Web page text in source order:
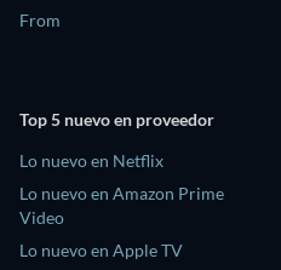
From
Top 5 nuevo en proveedor
Lo nuevo en Netflix
Lo nuevo en Amazon Prime
Video
Lo nuevo en Apple TV